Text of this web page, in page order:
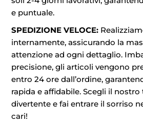
e puntuale.
SPEDIZIONE VELOCE:
internamente, assicurando la
attenzione ad ogni dettaglio.
precisione, gli articoli vengono
entro 24 ore dall’ordine,
rapida e affidabile. Scegli il
divertente e fai entrare il sorriso
cari!